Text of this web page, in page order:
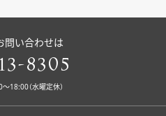
問い合わせは
8305
18:00（水曜定休）